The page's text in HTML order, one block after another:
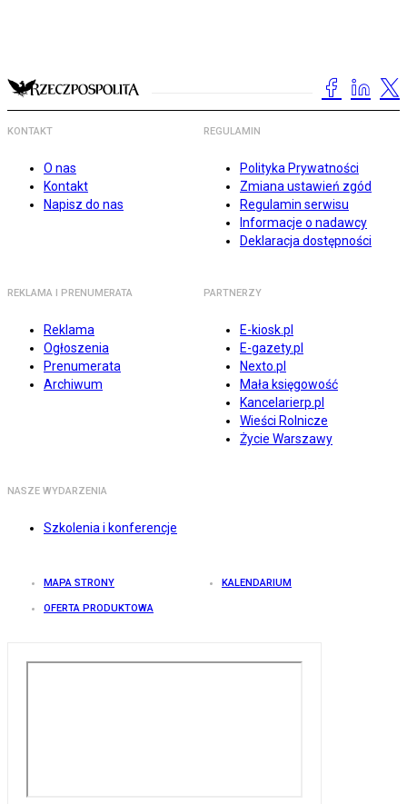
KONTAKT
O nas
Kontakt
Napisz do nas
REGULAMIN
Polityka Prywatności
Zmiana ustawień zgód
Regulamin serwisu
Informacje o nadawcy
Deklaracja dostępności
REKLAMA I PRENUMERATA
Reklama
Ogłoszenia
Prenumerata
Archiwum
PARTNERZY
E-kiosk.pl
E-gazety.pl
Nexto.pl
Mała księgowość
Kancelarierp.pl
Wieści Rolnicze
Życie Warszawy
NASZE WYDARZENIA
Szkolenia i konferencje
MAPA STRONY KALENDARIUM
OFERTA PRODUKTOWA